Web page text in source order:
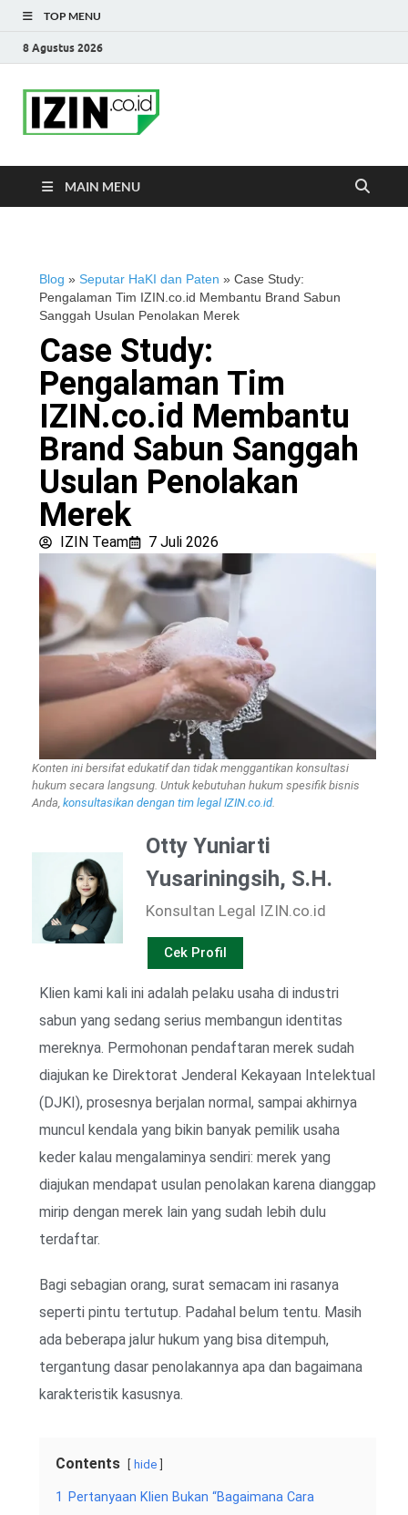
TOP MENU
8 Agustus 2026
MAIN MENU
Blog » Seputar HaKI dan Paten » Case Study:
Pengalaman Tim IZIN.co.id Membantu Brand Sabun
Sanggah Usulan Penolakan Merek
Case Study:
Pengalaman Tim
IZIN.co.id Membantu
Brand Sabun Sanggah
Usulan Penolakan
Merek
IZIN Team 7 Juli 2026
Konten ini bersifat edukatif dan tidak menggantikan konsultasi
hukum secara langsung. Untuk kebutuhan hukum spesifik bisnis
Anda, konsultasikan dengan tim legal IZIN.co.id.
Otty Yuniarti
Yusariningsih, S.H.
Konsultan Legal IZIN.co.id
Cek Profil
Klien kami kali ini adalah pelaku usaha di industri
sabun yang sedang serius membangun identitas
mereknya. Permohonan pendaftaran merek sudah
diajukan ke Direktorat Jenderal Kekayaan Intelektual
(DJKI), prosesnya berjalan normal, sampai akhirnya
muncul kendala yang bikin banyak pemilik usaha
keder kalau mengalaminya sendiri: merek yang
diajukan mendapat usulan penolakan karena dianggap
mirip dengan merek lain yang sudah lebih dulu
terdaftar.
Bagi sebagian orang, surat semacam ini rasanya
seperti pintu tertutup. Padahal belum tentu. Masih
ada beberapa jalur hukum yang bisa ditempuh,
tergantung dasar penolakannya apa dan bagaimana
karakteristik kasusnya.
Contents hide
1
Pertanyaan Klien Bukan “Bagaimana Cara